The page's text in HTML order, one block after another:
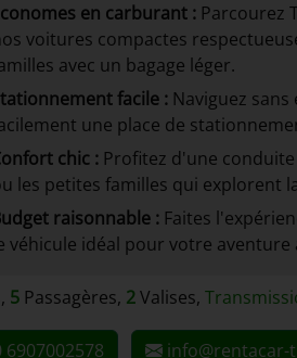
en carburant : Parcourez
voitures compactes
avec un bagage léger.
facile : Naviguez
une place de
chic : Profitez d'une
les petites familles qui explorent
raisonnable : Faites
véhicule idéal pour votre aventure
5 Passagères, 2Valises,
6907002578 info@rentacar-